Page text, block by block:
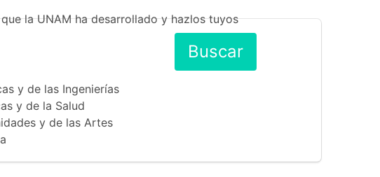
la UNAM ha desarrollado y hazlos tuyos
y de las Ingenierías
y de la Salud
y de las Artes
Buscar